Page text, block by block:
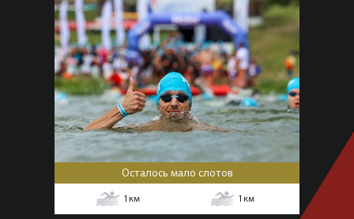
Осталось мало слотов
1 км 1 км